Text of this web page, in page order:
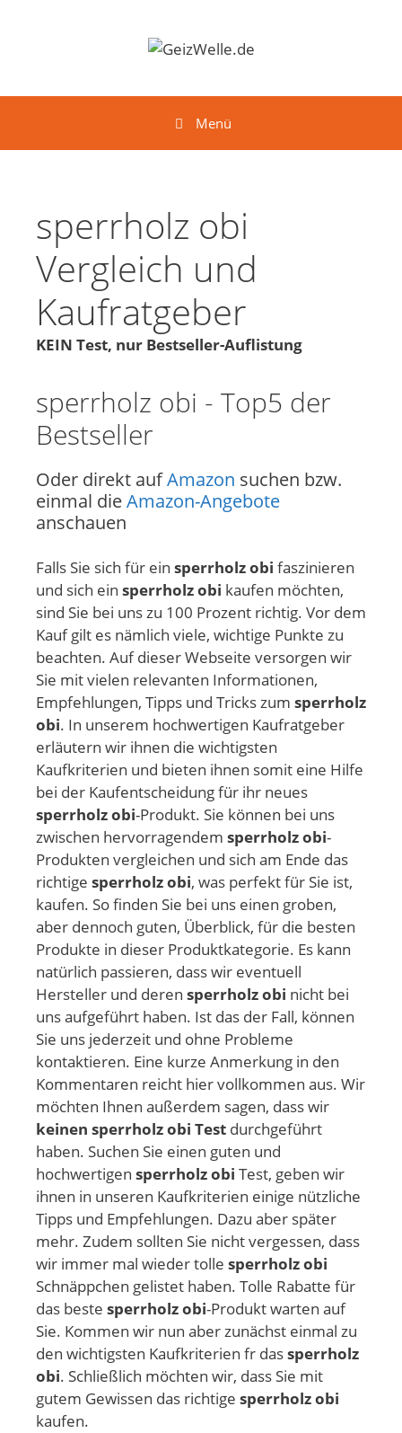
Menü
sperrholz obi
Vergleich und
Kaufratgeber
KEIN Test, nur Bestseller-Auflistung
sperrholz obi - Top5 der
Bestseller
Oder direkt aufAmazon suchen bzw.
einmal dieAmazon-Angebote
anschauen
Falls Sie sich für ein sperrholz obi faszinieren
und sich ein sperrholz obi kaufen möchten,
sind Sie bei uns zu 100 Prozent richtig. Vor dem
Kauf gilt es nämlich viele, wichtige Punkte zu
beachten. Auf dieser Webseite versorgen wir
Sie mit vielen relevanten Informationen,
Empfehlungen, Tipps und Tricks zum sperrholz
obi. In unserem hochwertigen Kaufratgeber
erläutern wir ihnen die wichtigsten
Kaufkriterien und bieten ihnen somit eine Hilfe
bei der Kaufentscheidung für ihr neues
sperrholz obi-Produkt. Sie können bei uns
zwischen hervorragendem sperrholz obi-
Produkten vergleichen und sich am Ende das
richtige sperrholz obi, was perfekt für Sie ist,
kaufen. So finden Sie bei uns einen groben,
aber dennoch guten, Überblick, für die besten
Produkte in dieser Produktkategorie. Es kann
natürlich passieren, dass wir eventuell
Hersteller und deren sperrholz obi nicht bei
uns aufgeführt haben. Ist das der Fall, können
Sie uns jederzeit und ohne Probleme
kontaktieren. Eine kurze Anmerkung in den
Kommentaren reicht hier vollkommen aus. Wir
möchten Ihnen außerdem sagen, dass wir
keinen sperrholz obi Test durchgeführt
haben. Suchen Sie einen guten und
hochwertigen sperrholz obi Test, geben wir
ihnen in unseren Kaufkriterien einige nützliche
Tipps und Empfehlungen. Dazu aber später
mehr. Zudem sollten Sie nicht vergessen, dass
wir immer mal wieder tolle sperrholz obi
Schnäppchen gelistet haben. Tolle Rabatte für
das beste sperrholz obi-Produkt warten auf
Sie. Kommen wir nun aber zunächst einmal zu
den wichtigsten Kaufkriterien fr dassperrholz
obi. Schließlich möchten wir, dass Sie mit
gutem Gewissen das richtige sperrholz obi
kaufen.